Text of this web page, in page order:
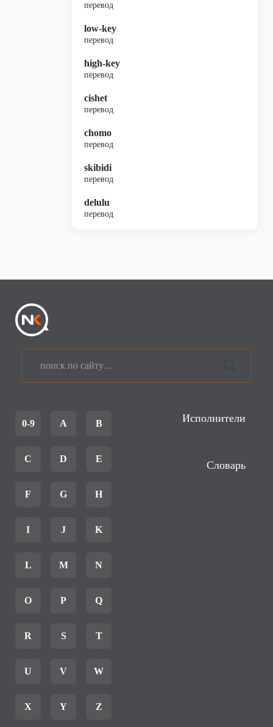
перевод
low-key
перевод
high-key
перевод
cishet
перевод
chomo
перевод
skibidi
перевод
delulu
перевод
0-9 A B
C D E
F G H
I J K
L M N
O P Q
R S T
U V W
X Y Z
Исполнители
Словарь